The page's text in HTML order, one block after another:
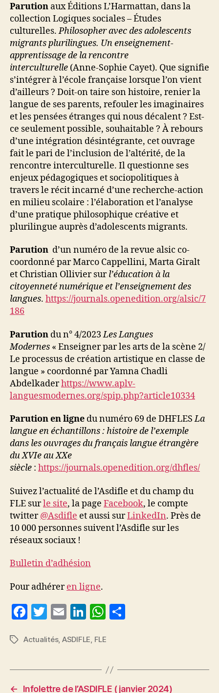
Parution aux Éditions L’Harmattan, dans la
collection Logiques sociales – Études
culturelles.Philosopher avec des adolescents
migrants plurilingues. Un enseignement-
apprentissage de la rencontre
interculturelle (Anne-Sophie Cayet). Que signifie
s’intégrer à l’école française lorsque l’on vient
d’ailleurs ? Doit-on taire son histoire, renier la
langue de ses parents, refouler les imaginaires
et les pensées étranges qui nous décalent ? Est-
ce seulement possible, souhaitable ? À rebours
d’une intégration désintégrante, cet ouvrage
fait le pari de l’inclusion de l’altérité, de la
rencontre interculturelle. Il questionne ses
enjeux pédagogiques et sociopolitiques à
travers le récit incarné d’une recherche-action
en milieu scolaire : l’élaboration et l’analyse
d’une pratique philosophique créative et
plurilingue auprès d’adolescents migrants.
Parution d’un numéro de la revue alsic co-
coordonné par Marco Cappellini, Marta Giralt
et Christian Ollivier surl’éducation à la
citoyenneté numérique et l’enseignement des
langues. https://journals.openedition.org/alsic/7
186
Parution du n° 4/2023Les Langues
Modernes « Enseigner par les arts de la scène 2/
Le processus de création artistique en classe de
langue » coordonné par Yamna Chadli
Abdelkaderhttps://www.aplv-
languesmodernes.org/spip.php?article10334
Parution en ligne du numéro 69 de DHFLESLa
langue en échantillons : histoire de l’exemple
dans les ouvrages du français langue étrangère
du XVIe au XXe
siècle : https://journals.openedition.org/dhfles/
Suivez l’actualité de l’Asdifle et du champ du
FLE surle site, la page Facebook, le compte
twitter@Asdifle et aussi surLinkedIn. Près de
10 000 personnes suivent l’Asdifle sur les
réseaux sociaux !
Bulletin d’adhésion
Pour adhéreren ligne.
F
c
b
T
itt
E
ai
Li
k
dI
W
at
A
g
Étiquettes
Actualités, ASDIFLE, FLE
← Infolettre de l’ASDIFLE ( janvier 2024)